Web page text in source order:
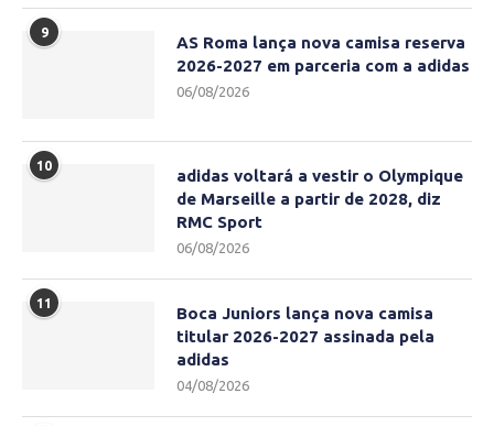
9
AS Roma lança nova camisa reserva
2026-2027 em parceria com a adidas
06/08/2026
10
adidas voltará a vestir o Olympique
de Marseille a partir de 2028, diz
RMC Sport
06/08/2026
11
Boca Juniors lança nova camisa
titular 2026-2027 assinada pela
adidas
04/08/2026